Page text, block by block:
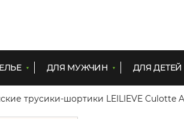
ДЛЯ МУЖЧИН ДЛЯ ДЕТЕЙ
трусики-шортики LEILIEVE Culotte